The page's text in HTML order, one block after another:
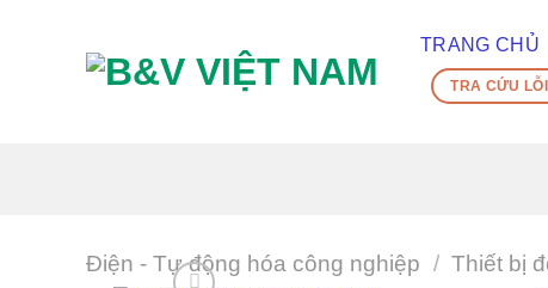
TRANG CHỦ
TRA CỨU
Điện - Tự động hóa công nghiệp / Thiết bị